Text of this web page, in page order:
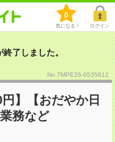
0
気になる！ ログイン
了しました。
No.TMPE26-0535612
】【おだやか日
務など